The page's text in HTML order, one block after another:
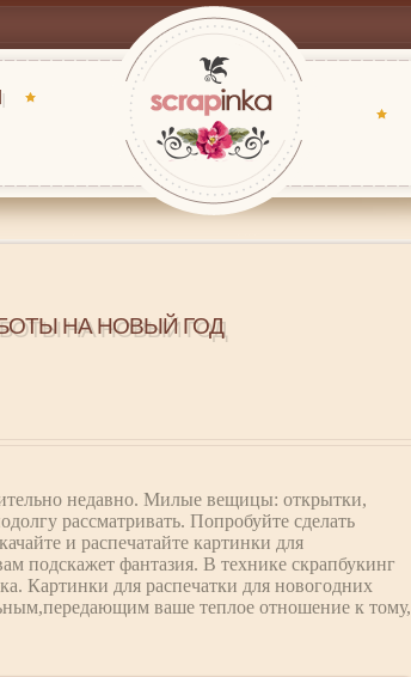
НА НОВЫЙ ГОД
недавно. Милые вещицы: открытки,
рассматривать. Попробуйте сделать
и распечатайте картинки для
подскажет фантазия. В технике скрапбукинг
Картинки для распечатки для новогодних
ваше теплое отношение к тому,